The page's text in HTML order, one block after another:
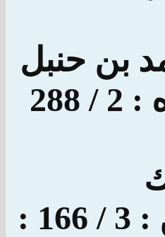
بن حنبل
في مسنده : 2 / 288
الصحيحين : 3 / 166 :